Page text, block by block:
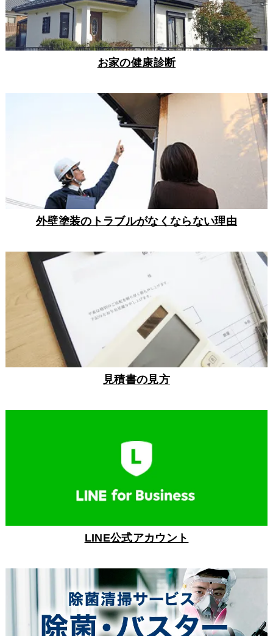
お家の健康診断
外壁塗装のトラブルがなくならない理由
見積書の見方
LINE公式アカウント